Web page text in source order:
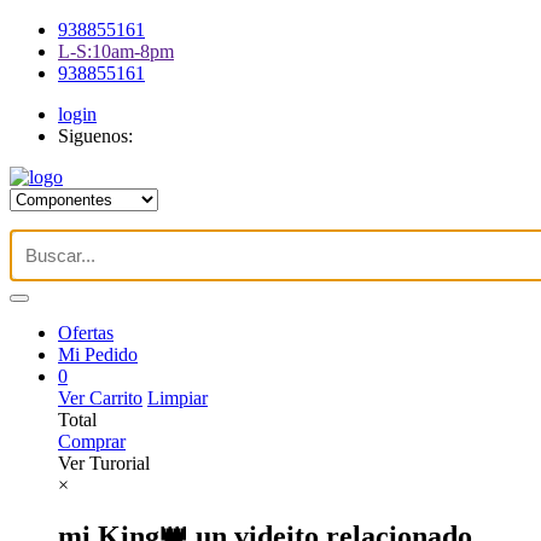
938855161
L-S:10am-8pm
938855161
login
Siguenos:
Ofertas
Mi Pedido
0
Ver Carrito Limpiar
Total
Comprar
Ver Turorial
×